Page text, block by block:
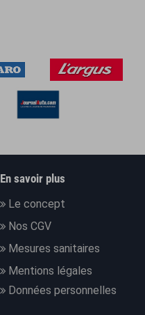
En savoir plus
Le concept
Nos CGV
Mesures sanitaires
Mentions légales
Données personnelles